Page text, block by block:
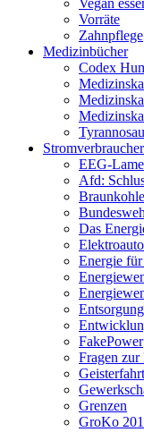
Vegan
Vorräte
Zahnpflege
Medizinbücher
Codex
EEG-
Afd:
Braunkohle
Das
Energie
FakePower
Fragen zur
Geisterfahrt
Grenzen
GroKo